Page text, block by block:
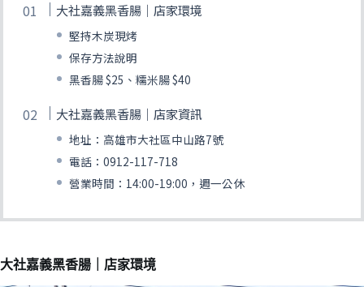
大社嘉義黑香腸｜店家環境
堅持木炭現烤
保存方法說明
黑香腸 $25、糯米腸 $40
大社嘉義黑香腸｜店家資訊
地址：高雄市大社區中山路7號
電話：0912-117-718
營業時間：14:00-19:00，週一公休
大社嘉義黑香腸｜店家環境